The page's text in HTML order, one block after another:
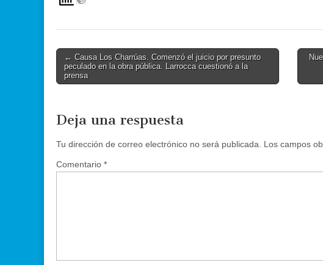
Post
navigation
← Causa Los Charrúas. Comenzó el juicio por presunto
peculado en la obra pública. Larrocca cuestionó a la
prensa
Deja una respuesta
Tu dirección de correo electrónico no será publicada. Los campos
Comentario *